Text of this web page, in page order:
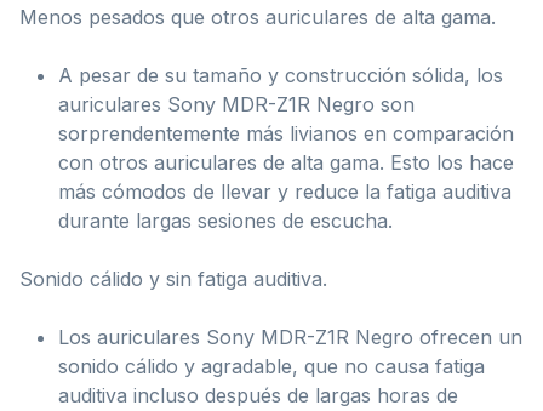
Menos pesados que otros auriculares de alta gama.
A pesar de su tamaño y construcción sólida, los
auriculares Sony MDR-Z1R Negro son
sorprendentemente más livianos en comparación
con otros auriculares de alta gama. Esto los hace
más cómodos de llevar y reduce la fatiga auditiva
durante largas sesiones de escucha.
Sonido cálido y sin fatiga auditiva.
Los auriculares Sony MDR-Z1R Negro ofrecen un
sonido cálido y agradable, que no causa fatiga
auditiva incluso después de largas horas de